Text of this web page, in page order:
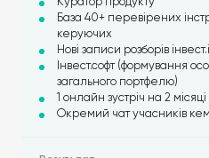
Куратор продукту
База 40+ перевірених
керуючих
Нові записи розборів
Інвест.софт (формування
загального портфелю)
1 онлайн зустріч на 2
Окремий чат учасників